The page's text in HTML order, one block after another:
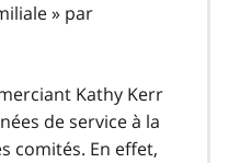
» par
Kathy Kerr
de service à la
comités. En effet,